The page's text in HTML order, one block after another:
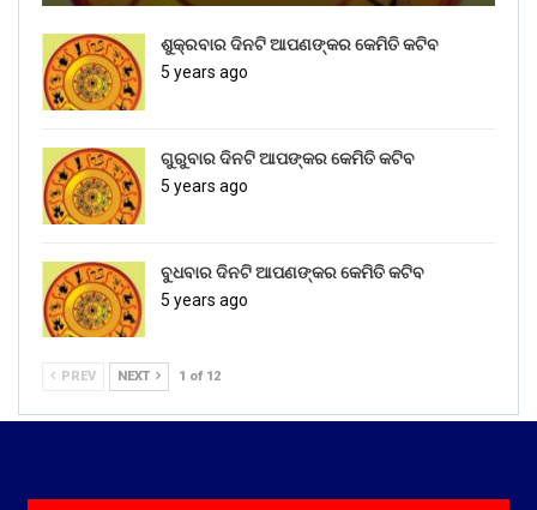
ଶୁକ୍ରବାର ଦିନଟି ଆପଣଙ୍କର କେମିତି କଟିବ
5 years ago
ଗୁରୁବାର ଦିନଟି ଆପଙ୍କର କେମିତି କଟିବ
5 years ago
ବୁଧବାର ଦିନଟି ଆପଣଙ୍କର କେମିତି କଟିବ
5 years ago
PREV NEXT 1 of 12